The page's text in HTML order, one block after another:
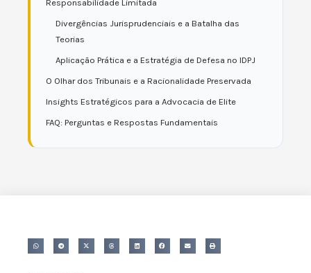
Responsabilidade Limitada
Divergências Jurisprudenciais e a Batalha das
Teorias
Aplicação Prática e a Estratégia de Defesa no IDPJ
O Olhar dos Tribunais e a Racionalidade Preservada
Insights Estratégicos para a Advocacia de Elite
FAQ: Perguntas e Respostas Fundamentais